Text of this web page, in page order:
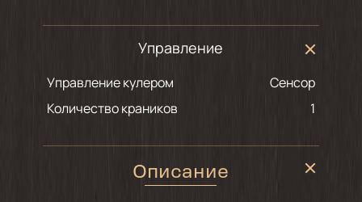
Управление
Управление кулером
Сенсор
Количество краников
1
Описание